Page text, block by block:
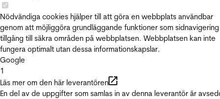
Nödvändiga cookies hjälper till att göra en webbplats användbar
genom att möjliggöra grundläggande funktioner som
tillgång till säkra områden på webbplatsen. Webbplatsen kan inte
fungera optimalt utan dessa informationskapslar.
Google
1
Läs mer om den här leverantören
En del av de uppgifter som samlas in av denna leverantör är